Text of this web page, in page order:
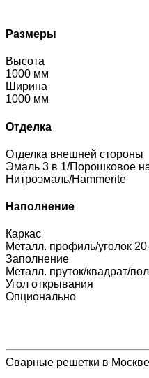
Размеры
Высота
1000 мм
Ширина
1000 мм
Отделка
Отделка внешней стороны
Эмаль 3 в 1/Порошковое
Нитроэмаль/Hammerite
Наполнение
Каркас
Металл. профиль/уголок
Заполнение
Металл. пруток/квадрат/
Угол открывания
Опционально
Сварные решетки в Москве